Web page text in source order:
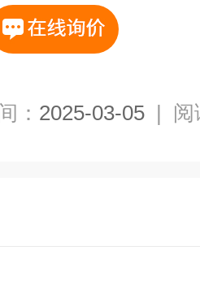
： 2025-03-05 | 阅